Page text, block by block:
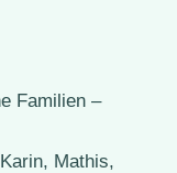
Familien –
Mathis,